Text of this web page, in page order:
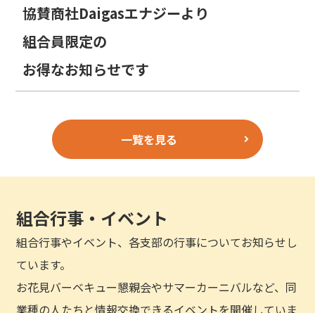
協賛商社Daigasエナジーより
組合員限定の
お得なお知らせです
一覧を見る
組合行事・イベント
組合行事やイベント、各支部の行事についてお知らせし
ています。
お花見バーベキュー懇親会やサマーカーニバルなど、同